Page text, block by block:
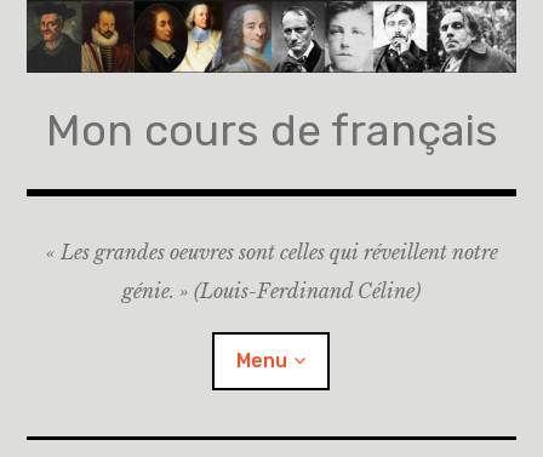
Accéder
contenu
Mon cours de français
« Les grandes oeuvres sont celles qui réveillent notre
génie. » (Louis-Ferdinand Céline)
Menu